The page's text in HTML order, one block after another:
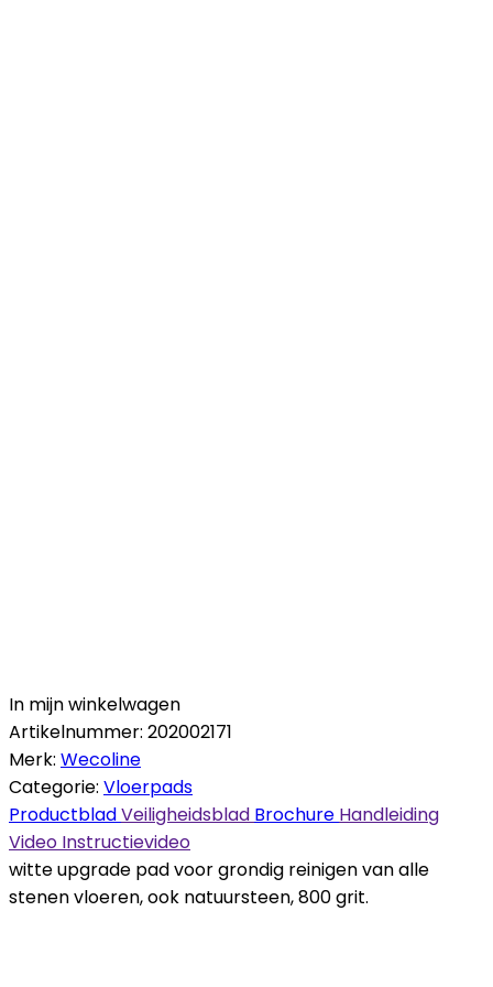
In mijn winkelwagen
Artikelnummer: 202002171
Merk: Wecoline
Categorie: Vloerpads
ProductbladVeiligheidsblad Brochure Handleiding
Video Instructievideo
witte upgrade pad voor grondig reinigen van alle
stenen vloeren, ook natuursteen, 800 grit.